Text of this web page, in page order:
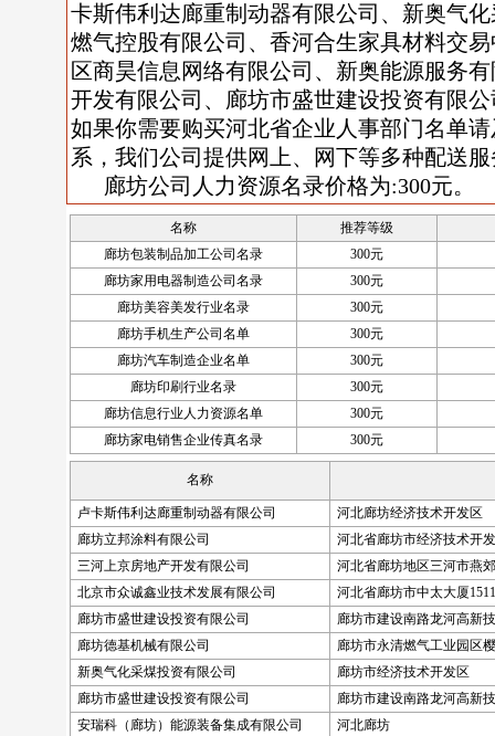
卡斯伟利达廊重制动器有限公司、新奥气
燃气控股有限公司、香河合生家具材料交
区商昊信息网络有限公司、新奥能源服务
开发有限公司、廊坊市盛世建设投资有限
如果你需要购买河北省企业人事部门名单
系，我们公司提供网上、网下等多种配送
廊坊公司人力资源名录价格为:300元。
名称
推荐等级
廊坊包装制品加工公司名录
300元
廊坊家用电器制造公司名录
300元
廊坊美容美发行业名录
300元
廊坊手机生产公司名单
300元
廊坊汽车制造企业名单
300元
廊坊印刷行业名录
300元
廊坊信息行业人力资源名单
300元
廊坊家电销售企业传真名录
300元
名称
卢卡斯伟利达廊重制动器有限公司
河北廊坊经济技术开发区
廊坊立邦涂料有限公司
河北省廊坊市经济技术开
三河上京房地产开发有限公司
河北省廊坊地区三河市燕
北京市众诚鑫业技术发展有限公司
河北省廊坊市中太大厦
廊坊市盛世建设投资有限公司
廊坊市建设南路龙河高新
廊坊德基机械有限公司
廊坊市永清燃气工业园区
新奥气化采煤投资有限公司
廊坊市经济技术开发区
廊坊市盛世建设投资有限公司
廊坊市建设南路龙河高新
安瑞科（廊坊）能源装备集成有限公司
河北廊坊